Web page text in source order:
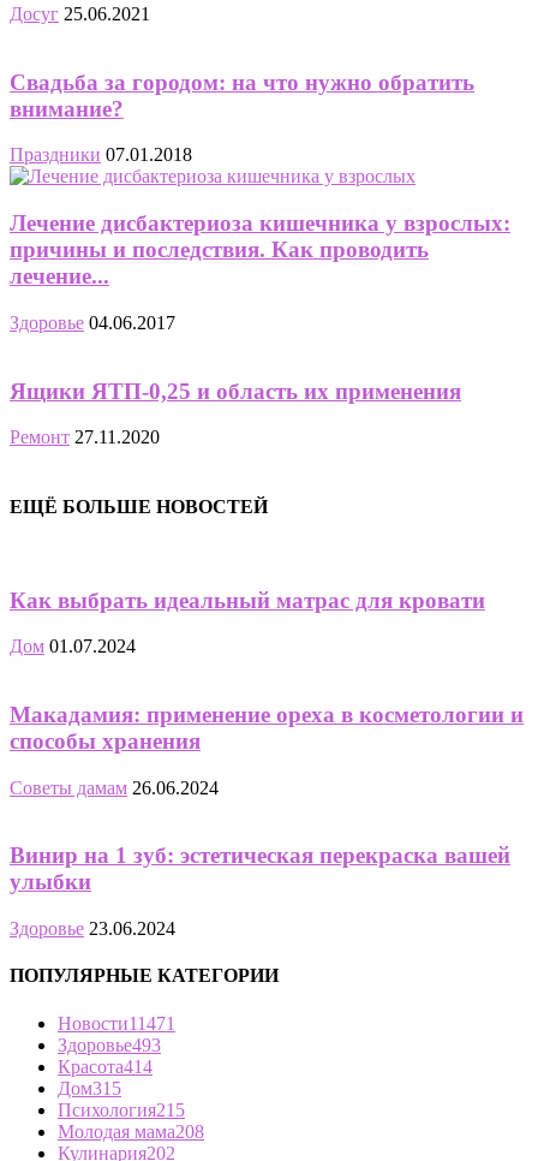
Досуг 25.06.2021
Свадьба за городом: на что нужно обратить
внимание?
Праздники 07.01.2018
Лечение дисбактериоза кишечника у взрослых:
причины и последствия. Как проводить
лечение...
Здоровье 04.06.2017
Ящики ЯТП-0,25 и область их применения
Ремонт 27.11.2020
ЕЩЁ БОЛЬШЕ НОВОСТЕЙ
Как выбрать идеальный матрас для кровати
Дом 01.07.2024
Макадамия: применение ореха в косметологии и
способы хранения
Советы дамам 26.06.2024
Винир на 1 зуб: эстетическая перекраска вашей
улыбки
Здоровье 23.06.2024
ПОПУЛЯРНЫЕ КАТЕГОРИИ
Новости11471
Здоровье493
Красота414
Дом315
Психология215
Молодая мама208
Кулинария202